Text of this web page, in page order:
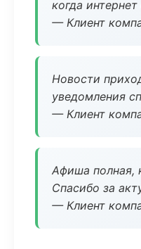
когда
— Клиент
Новости
уведомления
— Клиент
Афиша полная,
Спасибо за
— Клиент